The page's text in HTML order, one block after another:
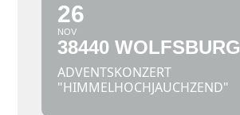
26
NOV
38440 WOLFSBURG
ADVENTSKONZERT
"HIMMELHOCHJAUCHZEND"